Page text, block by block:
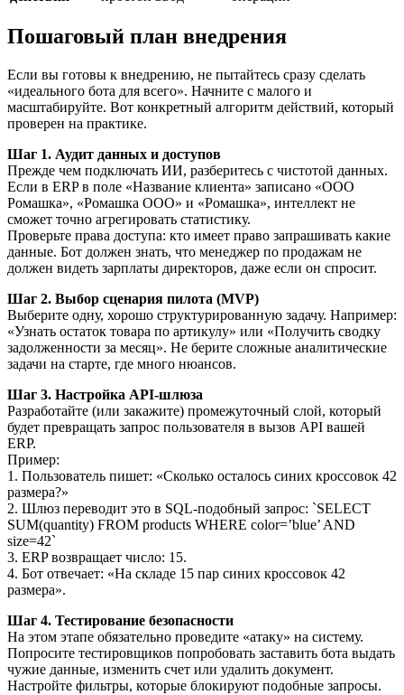
Пошаговый план внедрения
Если вы готовы к внедрению, не пытайтесь сразу сделать
«идеального бота для всего». Начните с малого и
масштабируйте. Вот конкретный алгоритм действий, который
проверен на практике.
Шаг 1. Аудит данных и доступов
Прежде чем подключать ИИ, разберитесь с чистотой данных.
Если в ERP в поле «Название клиента» записано «ООО
Ромашка», «Ромашка ООО» и «Ромашка», интеллект не
сможет точно агрегировать статистику.
Проверьте права доступа: кто имеет право запрашивать какие
данные. Бот должен знать, что менеджер по продажам не
должен видеть зарплаты директоров, даже если он спросит.
Шаг 2. Выбор сценария пилота (MVP)
Выберите одну, хорошо структурированную задачу. Например:
«Узнать остаток товара по артикулу» или «Получить сводку
задолженности за месяц». Не берите сложные аналитические
задачи на старте, где много нюансов.
Шаг 3. Настройка API-шлюза
Разработайте (или закажите) промежуточный слой, который
будет превращать запрос пользователя в вызов API вашей
ERP.
Пример:
1. Пользователь пишет: «Сколько осталось синих кроссовок 42
размера?»
2. Шлюз переводит это в SQL-подобный запрос: `SELECT
SUM(quantity) FROM products WHERE color=’blue’ AND
size=42`
3. ERP возвращает число: 15.
4. Бот отвечает: «На складе 15 пар синих кроссовок 42
размера».
Шаг 4. Тестирование безопасности
На этом этапе обязательно проведите «атаку» на систему.
Попросите тестировщиков попробовать заставить бота выдать
чужие данные, изменить счет или удалить документ.
Настройте фильтры, которые блокируют подобные запросы.